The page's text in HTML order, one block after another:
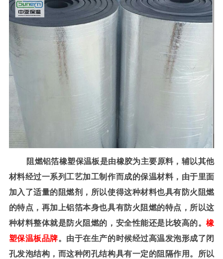
阻燃铝箔橡塑保温板是由橡胶为主要原料，辅以其他
材料经过一系列工艺加工制作而成的保温材料，由于里面
加入了适量的阻燃剂，所以使得这种材料也具有防火阻燃
的特点，再加上铝箔本身也具有防火阻燃的特点，所以这
种材料整体就是防火阻燃的，安全性能还是比较高的。橡
塑保温板品牌。由于在生产的时候经过高温发泡形成了闭
孔发泡结构，而这种闭孔结构具有一定的阻隔作用。所以